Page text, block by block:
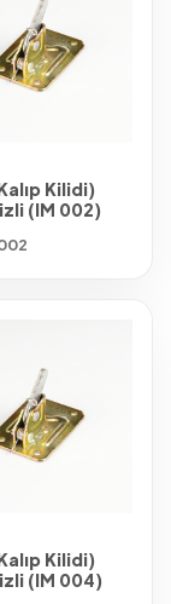
Kilidi)
(IM 002)
Kilidi)
(IM 004)